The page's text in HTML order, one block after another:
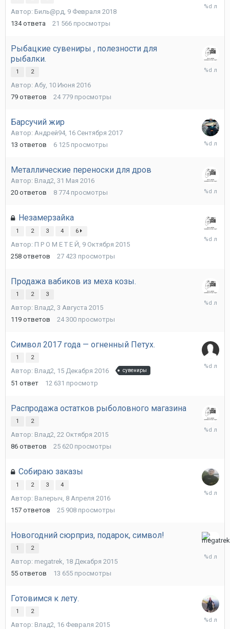
Автор: Биль@рд, 9 Февраля 2018
134 ответа 21 566 просмотры
23
Рыбацкие сувениры , полезности для
рыбалки.
1 2
Автор: Абу, 10 Июня 2016
79 ответов 24 779 просмотры
17
Барсучий жир
Автор: Андрей94, 16 Сентября 2017
13 ответов 6 125 просмотры
31
Металлические переноски для дров
Автор: Влад2, 31 Мая 2016
20 ответов 8 774 просмотры
30
Незамерзайка
1 2 3 4 6
Автор: П Р О М Е Т Е Й, 9 Октября 2015
258 ответов 27 423 просмотры
24
Продажа вабиков из меха козы.
1 2 3
Автор: Влад2, 3 Августа 2015
119 ответов 24 300 просмотры
16
Символ 2017 года — огненный Петух.
1 2
Автор: Влад2, 15 Декабря 2016 сувениры
51 ответ 12 631 просмотр
2
Распродажа остатков рыболовного магазина
1 2
Автор: Влад2 22 Октября 2015
86 ответов 25 620 просмотры
23
Собираю заказы
1 2 3 4
Автор: Валерыч 8 Апреля 2016
157 ответов 25 908 просмотры
11
Новогодний сюрприз, подарок, символ!
1 2
Автор: megatrek 18 Декабря 2015
55 ответов 13 655 просмотры
25
Готовимся к лету.
1 2
Автор: Влад2 16 Февраля 2015
19